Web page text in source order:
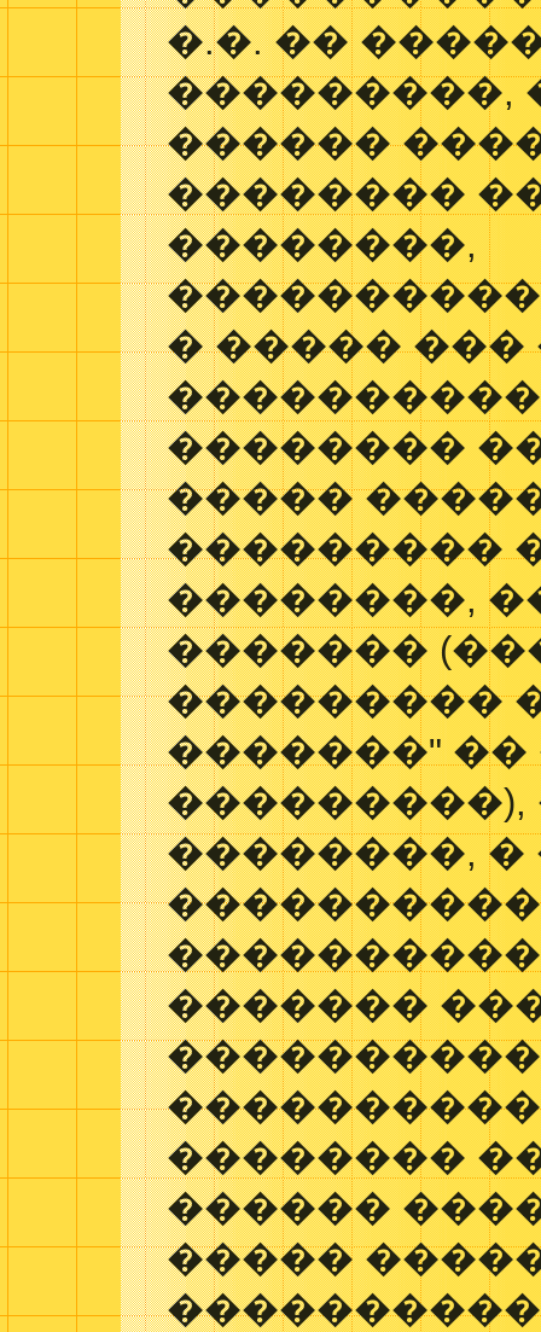
�.�. ��
���������,
������
��������
��������,
� �����
��������
�����
���������
��������,
�������
���������
�������"
���������),
��������, �
�������
��������
������
�����